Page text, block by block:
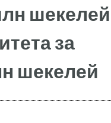
шекелей
за
шекелей